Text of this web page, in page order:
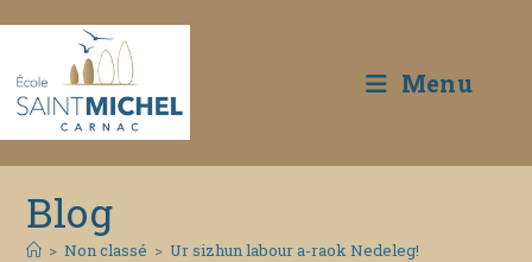
content
Menu
Blog
> Non classé > Ur sizhun labour a-raok Nedeleg!